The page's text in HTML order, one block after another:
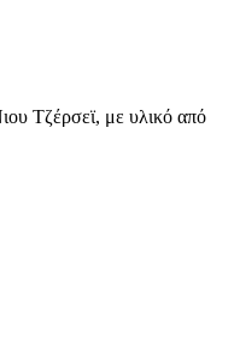
Τζέρσεϊ, με υλικό από